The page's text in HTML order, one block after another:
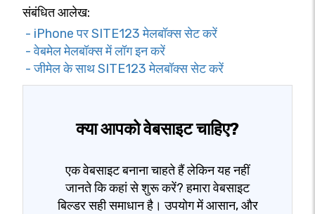
संबंधित आलेख:
- iPhone पर SITE123 मेलबॉक्स सेट करें
- वेबमेल मेलबॉक्स में लॉग इन करें
- जीमेल के साथ SITE123 मेलबॉक्स सेट करें
क्या आपको वेबसाइट चाहिए?
एक वेबसाइट बनाना चाहते हैं लेकिन यह नहीं
जानते कि कहां से शुरू करें? हमारा वेबसाइट
बिल्डर सही समाधान है। उपयोग में आसान, और